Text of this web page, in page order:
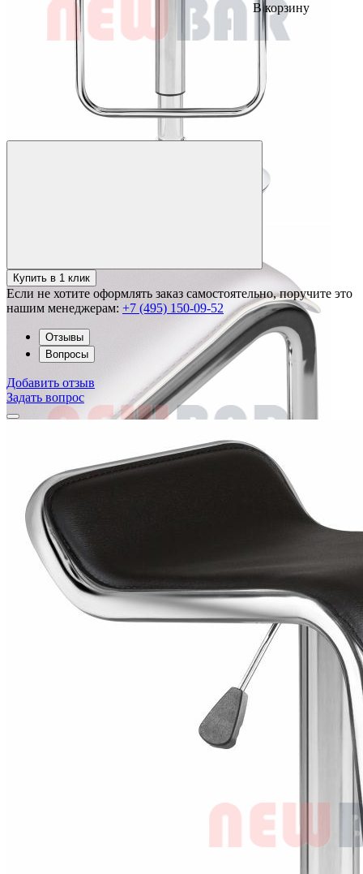
В корзину
Купить в 1 клик
Если не хотите оформлять заказ самостоятельно, поручите это
нашим менеджерам: +7 (495) 150-09-52
Отзывы
Вопросы
Добавить отзыв
Задать вопрос